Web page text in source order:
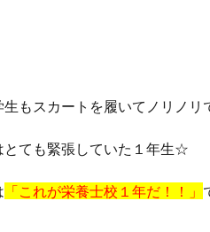
もスカートを履いてノリノリ
とても緊張していた１年生☆
「これが栄養士校１年だ！！」